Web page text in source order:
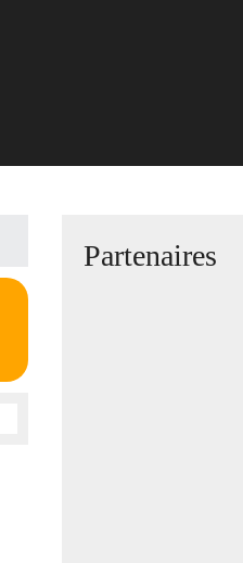
Partenaires